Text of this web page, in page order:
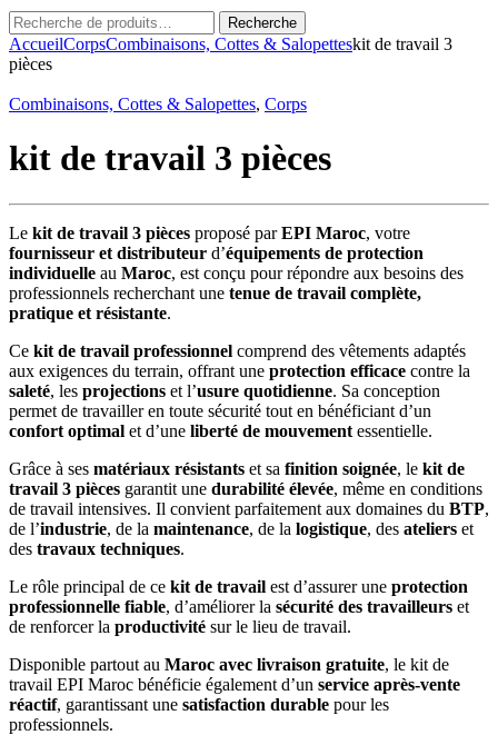
Recherche
pour :
Recherche
AccueilCorpsCombinaisons, Cottes & Salopetteskit de travail 3
pièces
Combinaisons, Cottes & Salopettes, Corps
kit de travail 3 pièces
Le kit de travail 3 pièces proposé parEPI Maroc, votre
fournisseur et distributeur d’équipements de protection
individuelle au Maroc, est conçu pour répondre aux besoins des
professionnels recherchant une tenue de travail complète,
pratique et résistante.
Ce kit de travail professionnel comprend des vêtements adaptés
aux exigences du terrain, offrant une protection efficace contre la
saleté, les projections et l’usure quotidienne. Sa conception
permet de travailler en toute sécurité tout en bénéficiant d’un
confort optimal et d’une liberté de mouvement essentielle.
Grâce à ses matériaux résistants et sa finition soignée, le kit de
travail 3 pièces garantit une durabilité élevée, même en conditions
de travail intensives. Il convient parfaitement aux domaines du BTP,
de l’industrie, de la maintenance, de la logistique, des ateliers et
des travaux techniques.
Le rôle principal de ce kit de travail est d’assurer une protection
professionnelle fiable, d’améliorer la sécurité des travailleurs et
de renforcer la productivité sur le lieu de travail.
Disponible partout au Maroc avec livraison gratuite, le kit de
travail EPI Maroc bénéficie également d’un service après-vente
réactif, garantissant une satisfaction durable pour les
professionnels.